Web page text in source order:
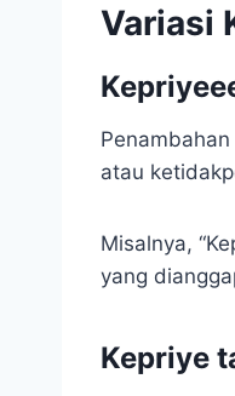
Variasi
atau
Misalnya,
yang
Kepriye